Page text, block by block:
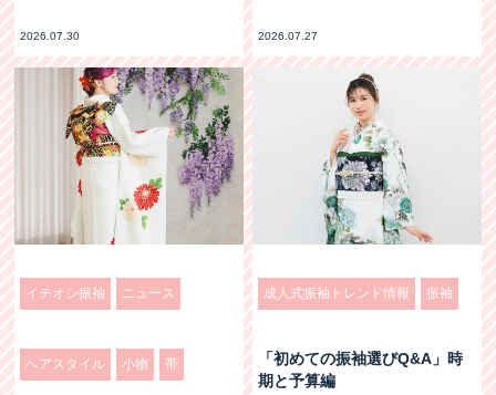
2026.07.30 2026.07.27
イチオシ振袖 ニュース
へアスタイル 小物 帯
成人式振袖トレンド情報 振袖
「初めての振袖選びQ&A」時
期と予算編